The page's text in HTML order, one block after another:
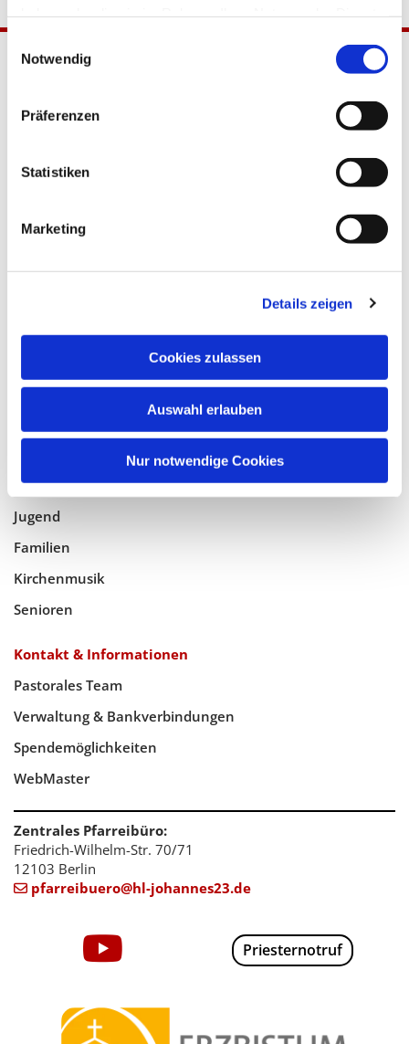
Notwendig
Präferenzen
Statistiken
Marketing
Details zeigen
Cookies zulassen
Auswahl erlauben
Nur notwendige Cookies
Pfarrei Hl. Johannes XXIII.
Tempelhof-Buckow
Bistumswallfahrt
Taufe, Kommunion & Trauung
Pfarreileben
Jugend
Familien
Kirchenmusik
Senioren
Kontakt & Informationen
Pastorales Team
Verwaltung & Bankverbindungen
Spendemöglichkeiten
WebMaster
Zentrales Pfarreibüro:
Friedrich-Wilhelm-Str. 70/71
12103 Berlin
 pfarreibuero@hl-johannes23.de
Priesternotruf